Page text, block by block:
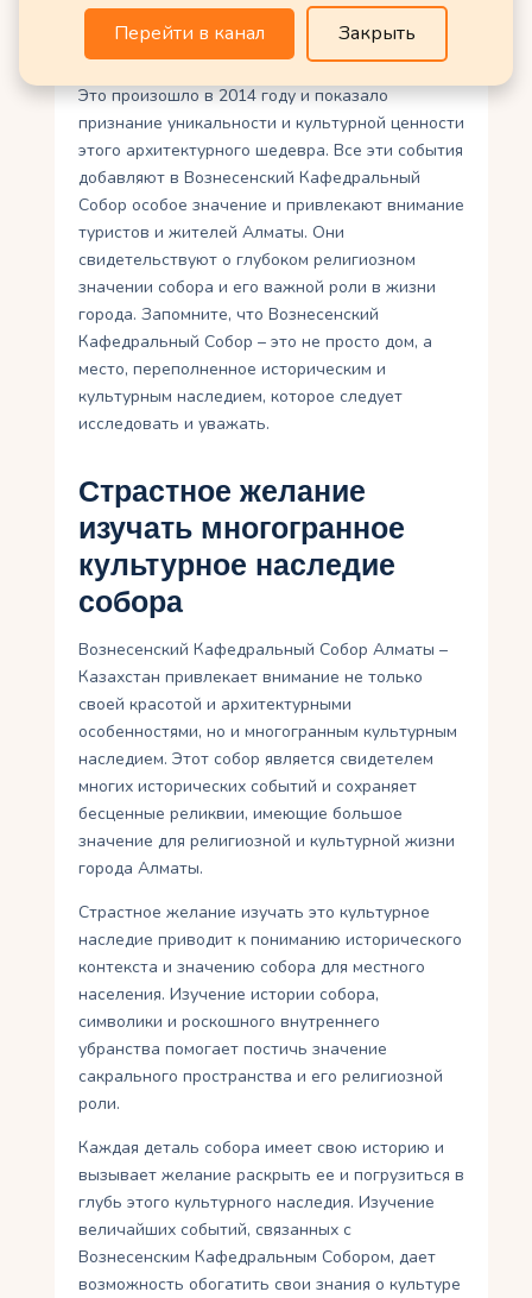
Кафедральным Собором – это его включение в
список Всемирного наследия ЮНЕСКО.
Это произошло в 2014 году и показало
признание уникальности и культурной ценности
этого архитектурного шедевра. Все эти события
добавляют в Вознесенский Кафедральный
Собор особое значение и привлекают внимание
туристов и жителей Алматы. Они
свидетельствуют о глубоком религиозном
значении собора и его важной роли в жизни
города. Запомните, что Вознесенский
Кафедральный Собор – это не просто дом, а
место, переполненное историческим и
культурным наследием, которое следует
исследовать и уважать.
Страстное желание
изучать многогранное
культурное наследие
собора
Вознесенский Кафедральный Собор Алматы –
Казахстан привлекает внимание не только
своей красотой и архитектурными
особенностями, но и многогранным культурным
наследием. Этот собор является свидетелем
многих исторических событий и сохраняет
бесценные реликвии, имеющие большое
значение для религиозной и культурной жизни
города Алматы.
Страстное желание изучать это культурное
наследие приводит к пониманию исторического
контекста и значению собора для местного
населения. Изучение истории собора,
символики и роскошного внутреннего
убранства помогает постичь значение
сакрального пространства и его религиозной
роли.
Каждая деталь собора имеет свою историю и
вызывает желание раскрыть ее и погрузиться в
глубь этого культурного наследия. Изучение
величайших событий, связанных с
Вознесенским Кафедральным Собором, дает
возможность обогатить свои знания о культуре
Перейти в канал Закрыть